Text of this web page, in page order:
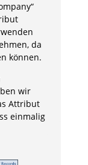
da
können.
wir
Attribut
einmalig